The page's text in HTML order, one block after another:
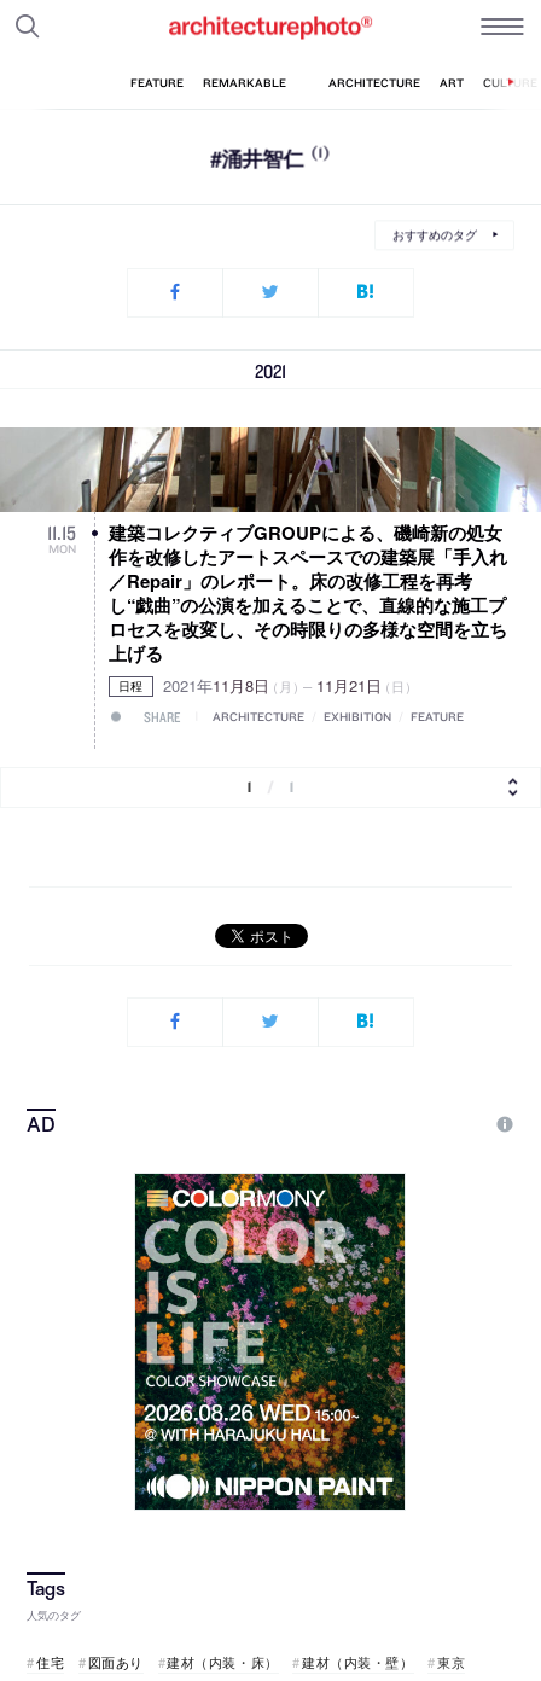
#涌井智仁 (1)
おすすめのタグ
2021
11.15
MON
建築コレクティブGROUPによる、磯崎新の処女
作を改修したアートスペースでの建築展「手入れ
／Repair」のレポート。床の改修工程を再考
し“戯曲”の公演を加えることで、直線的な施工プ
ロセスを改変し、その時限りの多様な空間を立ち
上げる
日程 2021年11月8日（月）– 11月21日（日）
SHARE ARCHITECTURE EXHIBITION FEATURE
1 1
人気のタグ
住宅 図面あり 建材（内装・床） 建材（内装・壁）
東京